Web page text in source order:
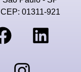
CEP: 01311-921